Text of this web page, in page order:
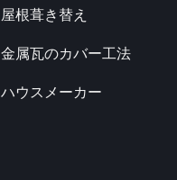
屋根葺き替え
金属瓦のカバー工法
ハウスメーカー